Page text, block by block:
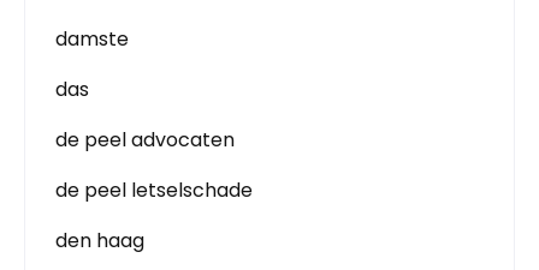
damste
das
de peel advocaten
de peel letselschade
den haag